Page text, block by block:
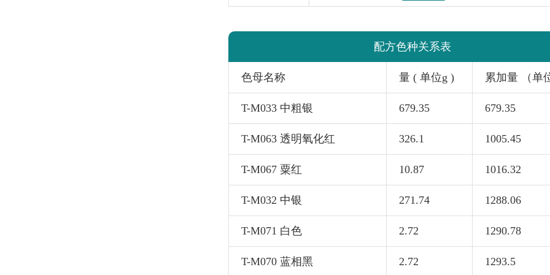
配方色种关系表
色母名称 量 ( 单位g ) 累加量 （单
T-M033 中粗银 679.35 679.35
T-M063 透明氧化红 326.1 1005.45
T-M067 粟红 10.87 1016.32
T-M032 中银 271.74 1288.06
T-M071 白色 2.72 1290.78
T-M070 蓝相黑 2.72 1293.5